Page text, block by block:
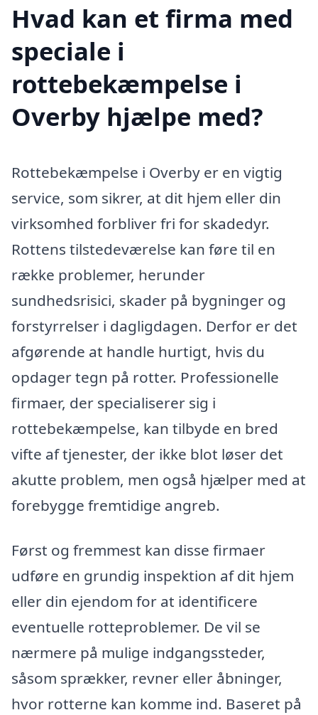
Hvad kan et firma med
speciale i
rottebekæmpelse i
Overby hjælpe med?
Rottebekæmpelse i Overby er en vigtig
service, som sikrer, at dit hjem eller din
virksomhed forbliver fri for skadedyr.
Rottens tilstedeværelse kan føre til en
række problemer, herunder
sundhedsrisici, skader på bygninger og
forstyrrelser i dagligdagen. Derfor er det
afgørende at handle hurtigt, hvis du
opdager tegn på rotter. Professionelle
firmaer, der specialiserer sig i
rottebekæmpelse, kan tilbyde en bred
vifte af tjenester, der ikke blot løser det
akutte problem, men også hjælper med at
forebygge fremtidige angreb.
Først og fremmest kan disse firmaer
udføre en grundig inspektion af dit hjem
eller din ejendom for at identificere
eventuelle rotteproblemer. De vil se
nærmere på mulige indgangssteder,
såsom sprækker, revner eller åbninger,
hvor rotterne kan komme ind. Baseret på